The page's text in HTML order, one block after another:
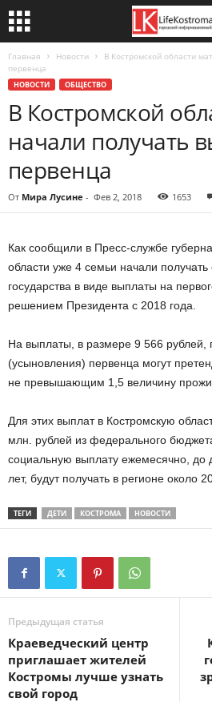
Главная Новости
В Костромской области
первенца
НОВОСТИ ОБЩЕСТВО
В Костромской
начали получать
первенца
От Мира Лусине - Фев 2, 2018 1653
Как сообщили в Пресс-службе
области уже 4 семьи начали
государства в виде выплаты на
решением Президента с 2018 года.
На выплаты, в размере 9 566 рублей,
(усыновления) первенца могут
не превышающим 1,5 величину
Для этих выплат в Костромскую
млн. рублей из федерального
социальную выплату ежемесячно, до
лет, будут получать в регионе около
ТЕГИ ДЕТИ КОСТРОМА НОВОСТИ
Предыдущая статья
Краеведческий центр
приглашает жителей
Костромы лучше узнать
свой город